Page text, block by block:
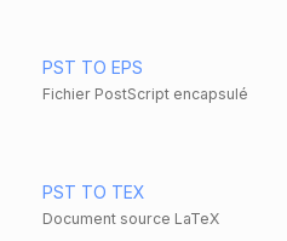
PST TO EPS
Fichier PostScript encapsulé
PST TO TEX
Document source LaTeX